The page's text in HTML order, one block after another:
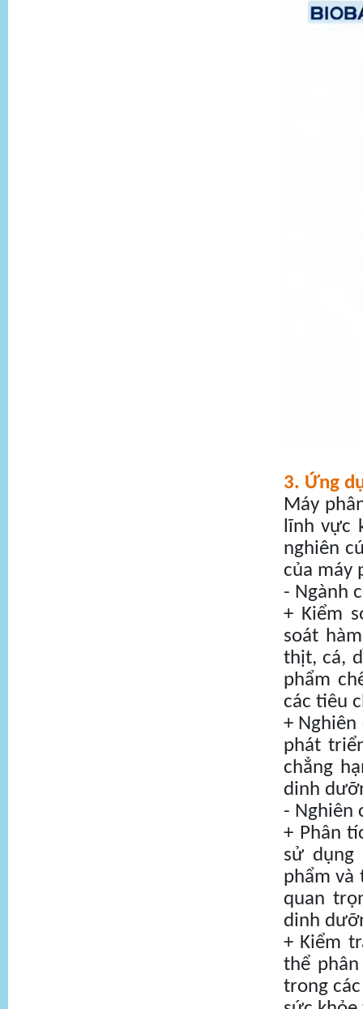
3. Ứng
Máy
lĩnh vực
nghiên
của máy
- Ngành
+ Kiểm
soát
thịt, cá,
phẩm
các tiêu
+
phát
chẳng
dinh
- Nghiên
+ Phân
sử dụng
phẩm và
quan
dinh
+ Kiểm
thể
trong